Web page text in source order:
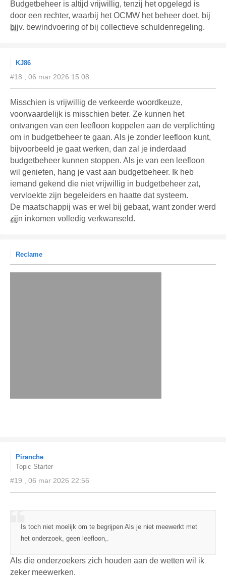
Budgetbeheer is altijd vrijwillig, tenzij het opgelegd is
door een rechter, waarbij het OCMW het beheer doet, bij
bijv. bewindvoering of bij collectieve schuldenregeling.
KJ86
#18 , 06 mar 2026 15:08
Misschien is vrijwillig de verkeerde woordkeuze,
voorwaardelijk is misschien beter. Ze kunnen het
ontvangen van een leefloon koppelen aan de verplichting
om in budgetbeheer te gaan. Als je zonder leefloon kunt,
bijvoorbeeld je gaat werken, dan zal je inderdaad
budgetbeheer kunnen stoppen. Als je van een leefloon
wil genieten, hang je vast aan budgetbeheer. Ik heb
iemand gekend die niet vrijwillig in budgetbeheer zat,
vervloekte zijn begeleiders en haatte dat systeem.
De maatschappij was er wel bij gebaat, want zonder werd
zijn inkomen volledig verkwanseld.
Reclame
Piranche
Topic Starter
#19 , 06 mar 2026 22:56
Is toch niet moelijk om te begrijpen Als je niet meewerkt met
het onderzoek, geen leefloon,.
Als die onderzoekers zich houden aan de wetten wil ik
zeker meewerken.